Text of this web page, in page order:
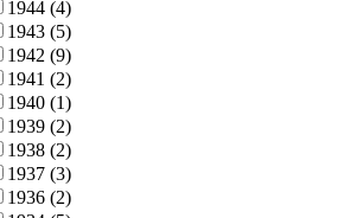
1944 (4)
1943 (5)
1942 (9)
1941 (2)
1940 (1)
1939 (2)
1938 (2)
1937 (3)
1936 (2)